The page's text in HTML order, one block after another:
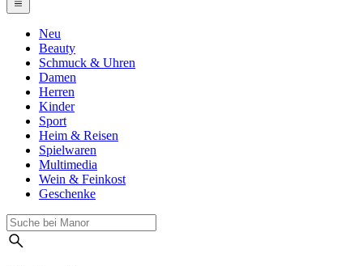
Neu
Beauty
Schmuck & Uhren
Damen
Herren
Kinder
Sport
Heim & Reisen
Spielwaren
Multimedia
Wein & Feinkost
Geschenke